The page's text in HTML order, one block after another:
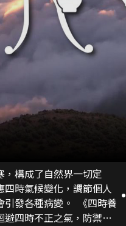
構成了自然界一切定
時氣候變化，調節個人
引發各種病變。 《四時養
四時不正之氣，防禦外